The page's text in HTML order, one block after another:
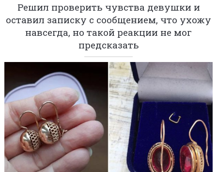
Решил проверить чувства девушки и
оставил записку с сообщением, что ухожу
навсегда, но такой реакции не мог
предсказать